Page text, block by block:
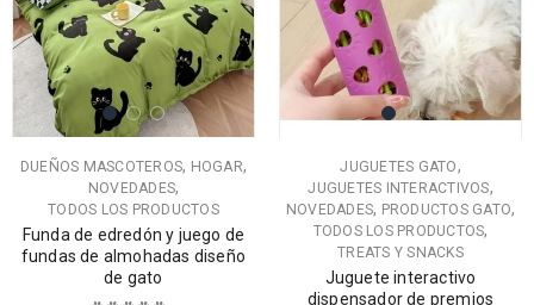
DUEÑOS MASCOTEROS, HOGAR,
NOVEDADES,
TODOS LOS PRODUCTOS
Funda de edredón y juego de
fundas de almohadas diseño
de gato
JUGUETES GATO,
JUGUETES INTERACTIVOS,
NOVEDADES, PRODUCTOS GATO,
TODOS LOS PRODUCTOS,
TREATS Y SNACKS
Juguete interactivo
dispensador de premios